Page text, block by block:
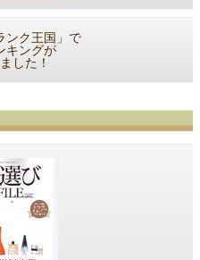
ンク王国」で
キングが
した！